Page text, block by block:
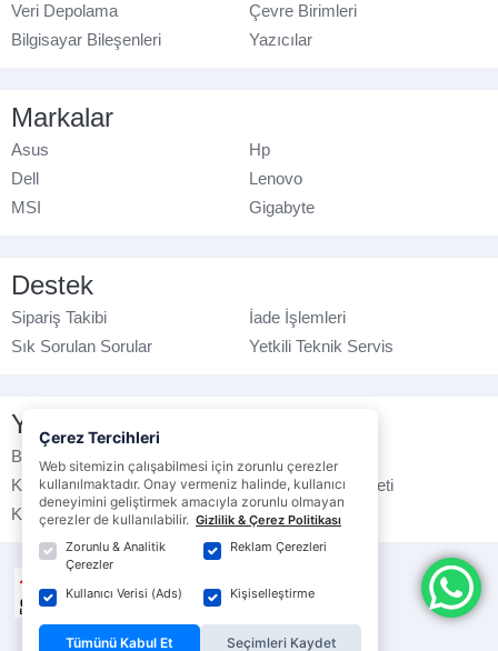
Veri Depolama
Çevre Birimleri
Bilgisayar Bileşenleri
Yazıcılar
Markalar
Asus
Hp
Dell
Lenovo
MSI
Gigabyte
Destek
Sipariş Takibi
İade İşlemleri
Sık Sorulan Sorular
Yetkili Teknik Servis
Yasal Bilgilendirme
Banka Hesap No
Kullanım Koşulları
Ticari Elektronik İleti
K.V.K.K. Politikası
Veri Gizliliği
Çerez Tercihleri
Web sitemizin çalışabilmesi için zorunlu çerezler
kullanılmaktadır. Onay vermeniz halinde, kullanıcı
deneyimini geliştirmek amacıyla zorunlu olmayan
çerezler de kullanılabilir. Gizlilik & Çerez Politikası
Zorunlu & Analitik
Çerezler
Reklam Çerezleri
Kullanıcı Verisi (Ads) Kişiselleştirme
Tümünü Kabul Et Seçimleri Kaydet